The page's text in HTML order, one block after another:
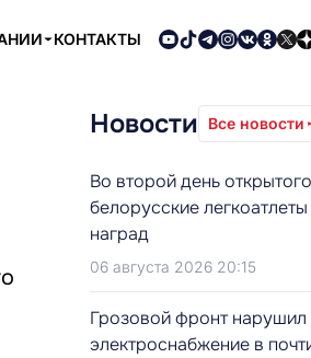
КОНТАКТЫ
Новости Все новости
Во второй день
белорусские
наград
06 августа 2026 20:15
Грозовой фронт нарушил
электроснабжение в